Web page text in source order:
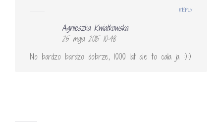
Agnieszka Kwiatkowska
25 maja 2015 10:48
No bardzo bardzo dobrze, 1000 lat ale to cała ja :):)
REPLY